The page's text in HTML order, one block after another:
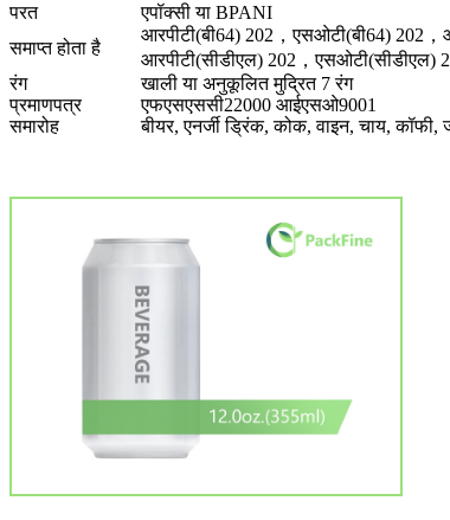
परत
एपॉक्सी या BPANI
समाप्त होता है
आरपीटी(बी64) 202，एसओटी(बी64) 202
आरपीटी(सीडीएल) 202，एसओटी(सीडीएल)
रंग
खाली या अनुकूलित मुद्रित 7 रंग
प्रमाणपत्र
एफएसएससी22000 आईएसओ9001
समारोह
बीयर, एनर्जी ड्रिंक, कोक, वाइन, चाय, कॉफी,